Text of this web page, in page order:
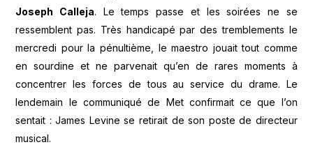
Joseph Calleja. Le temps passe et les soirées ne se
ressemblent pas. Très handicapé par des tremblements le
mercredi pour la pénultième, le maestro jouait tout comme
en sourdine et ne parvenait qu’en de rares moments à
concentrer les forces de tous au service du drame. Le
lendemain le communiqué de Met confirmait ce que l’on
sentait : James Levine se retirait de son poste de directeur
musical.